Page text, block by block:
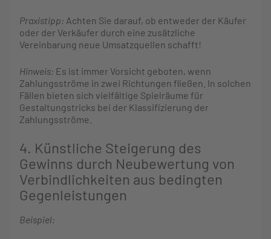
Praxistipp: Achten Sie darauf, ob entweder der Käufer
oder der Verkäufer durch eine zusätzliche
Vereinbarung neue Umsatzquellen schafft!
Hinweis: Es ist immer Vorsicht geboten, wenn
Zahlungsströme in zwei Richtungen fließen. In solchen
Fällen bieten sich vielfältige Spielräume für
Gestaltungstricks bei der Klassifizierung der
Zahlungsströme.
4. Künstliche Steigerung des
Gewinns durch Neubewertung von
Verbindlichkeiten aus bedingten
Gegenleistungen
Beispiel: